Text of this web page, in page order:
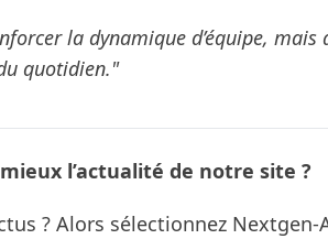
la dynamique d’équipe,
quotidien."
l’actualité de notre site ?
? Alors sélectionnez